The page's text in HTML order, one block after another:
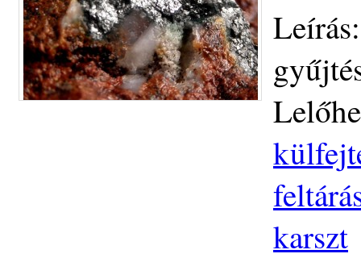
karszt